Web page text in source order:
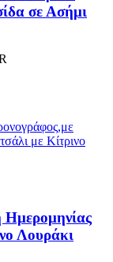
σε Ασήμι
Ημερομηνίας
Λουράκι